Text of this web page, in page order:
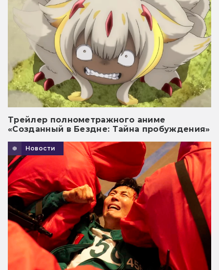
Трейлер полнометражного аниме
«Созданный в Бездне: Тайна пробуждения»
Новости